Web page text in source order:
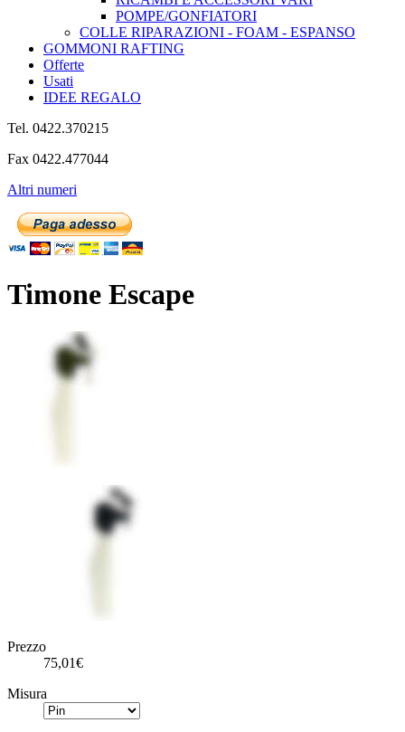
POMPE/GONFIATORI
COLLE RIPARAZIONI - FOAM - ESPANSO
GOMMONI RAFTING
Offerte
Usati
IDEE REGALO
Tel. 0422.370215
Fax 0422.477044
Altri numeri
Timone Escape
Prezzo
75,01€
Misura